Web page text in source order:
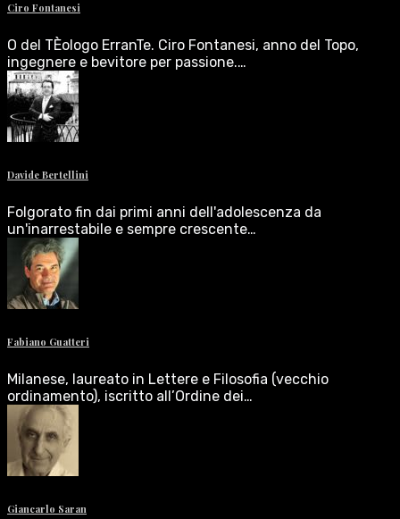
Ciro Fontanesi
O del TÈologo ErranTe. Ciro Fontanesi, anno del Topo,
ingegnere e bevitore per passione.…
Davide Bertellini
Folgorato fin dai primi anni dell'adolescenza da
un'inarrestabile e sempre crescente…
Fabiano Guatteri
Milanese, laureato in Lettere e Filosofia (vecchio
ordinamento), iscritto all’Ordine dei…
Giancarlo Saran